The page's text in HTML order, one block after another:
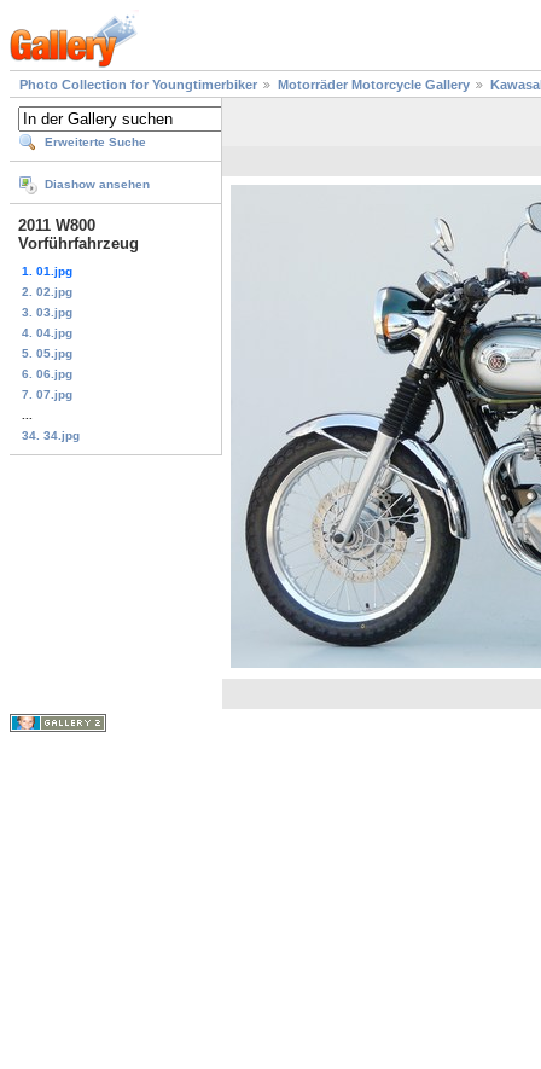
Photo Collection for Youngtimerbiker Motorräder Motorcycle Gallery
Erweiterte Suche
Diashow ansehen
2011 W800
Vorführfahrzeug
1. 01.jpg
2. 02.jpg
3. 03.jpg
4. 04.jpg
5. 05.jpg
6. 06.jpg
7. 07.jpg
34. 34.jpg